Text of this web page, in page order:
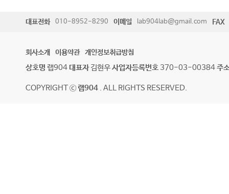
대표전화 010-8952-8290 이메일 lab904lab@gmail.com FAX
회사소개 이용약관 개인정보취급방침
상호명 랩904 대표자김현우사업자등록번호 370-03-00384주
COPYRIGHT ⓒ랩904 . ALL RIGHTS RESERVED.